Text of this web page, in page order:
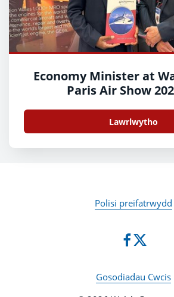
Economy Minister at
Paris Air Show
Lawrlwytho
Polisi preifatrwydd
Gosodiadau Cwcis